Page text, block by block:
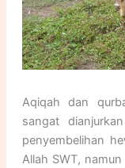
Aqiqah dan
sangat
penyembelihan
Allah SWT,